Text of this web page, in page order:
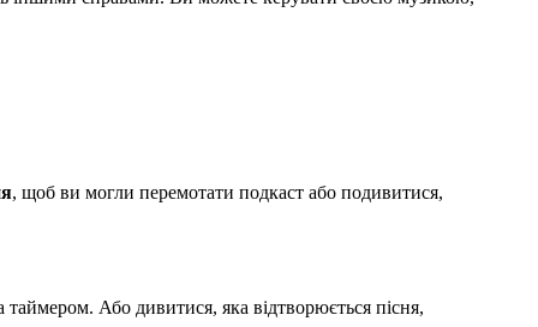
, щоб ви могли перемотати подкаст або подивитися,
таймером. Або дивитися, яка відтворюється пісня,